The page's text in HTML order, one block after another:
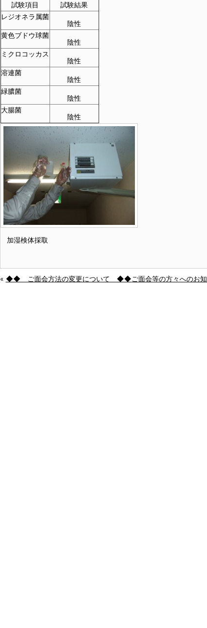
試験項目
試験結果
レジオネラ属菌
陰性
黄色ブドウ球菌
陰性
ミクロコッカス
陰性
溶連菌
陰性
緑膿菌
陰性
大腸菌
陰性
加湿検体採取
« ◆◆ ご面会方法の変更について ◆◆ご面会等の方々へのお